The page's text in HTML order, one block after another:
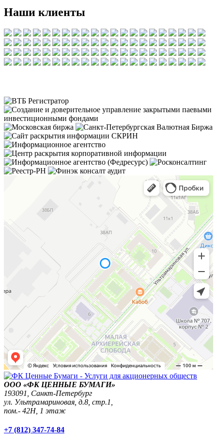
Наши клиенты
ООО «ФК ЦЕННЫЕ БУМАГИ»
193091, Санкт-Петербург
ул. Ультрамариновая, д.8, стр.1,
пом.- 42Н, 1 этаж
+7 (812) 347-74-84